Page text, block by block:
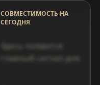
СОВМЕСТИМОСТЬ НА
СЕГОДНЯ
Здесь появится
главный сигнал дня.